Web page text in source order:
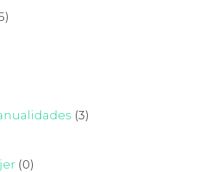
(3)
(0)